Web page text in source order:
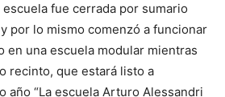
fue cerrada por sumario
por lo mismo comenzó a funcionar
en una escuela modular mientras
recinto, que estará listo a
año “La escuela Arturo Alessandri